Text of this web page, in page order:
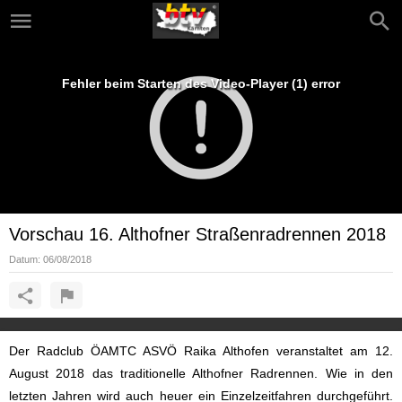
Fehler beim Starten des Video-Player (1) error
Vorschau 16. Althofner Straßenradrennen 2018
Datum: 06/08/2018
Der Radclub ÖAMTC ASVÖ Raika Althofen veranstaltet am 12.
August 2018 das traditionelle Althofner Radrennen. Wie in den
letzten Jahren wird auch heuer ein Einzelzeitfahren durchgeführt.